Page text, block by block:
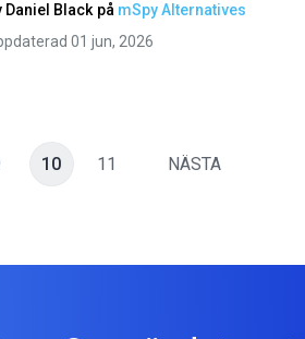
Kopiera länk
Daniel Black på mSpy Alternatives
01 jun, 2026
10 11 NÄSTA